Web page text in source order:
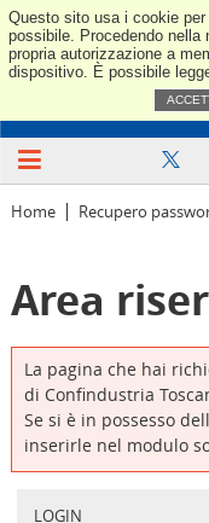
Questo sito usa i cookie
possibile. Procedendo nella
propria autorizzazione a
dispositivo. È possibile
Home Recupero
Area
La pagina che hai
di Confindustria
Se si è in possesso
inserirle nel modulo
LOGIN